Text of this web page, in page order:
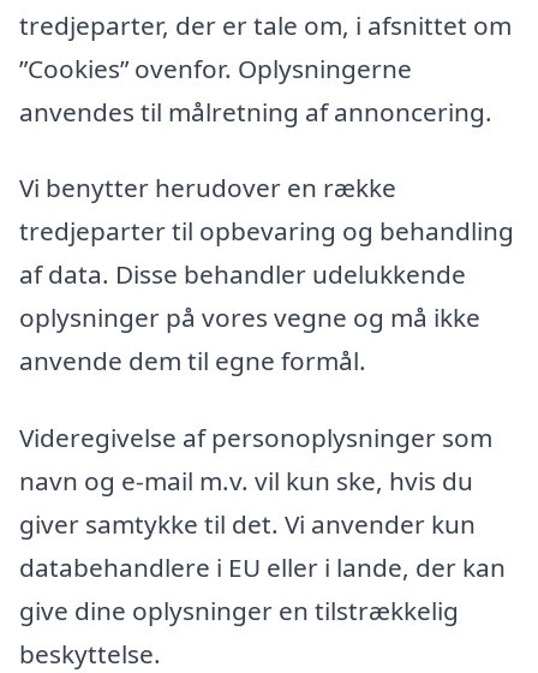
tredjeparter, der er tale om, i afsnittet om
”Cookies” ovenfor. Oplysningerne
anvendes til målretning af annoncering.
Vi benytter herudover en række
tredjeparter til opbevaring og behandling
af data. Disse behandler udelukkende
oplysninger på vores vegne og må ikke
anvende dem til egne formål.
Videregivelse af personoplysninger som
navn og e-mail m.v. vil kun ske, hvis du
giver samtykke til det. Vi anvender kun
databehandlere i EU eller i lande, der kan
give dine oplysninger en tilstrækkelig
beskyttelse.